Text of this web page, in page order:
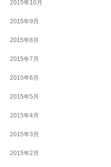
2015年10月
2015年9月
2015年8月
2015年7月
2015年6月
2015年5月
2015年4月
2015年3月
2015年2月